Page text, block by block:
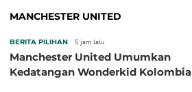
MANCHESTER UNITED
BERITA PILIHAN 5 jam lalu
Manchester United Umumkan
Kedatangan Wonderkid Kolombia